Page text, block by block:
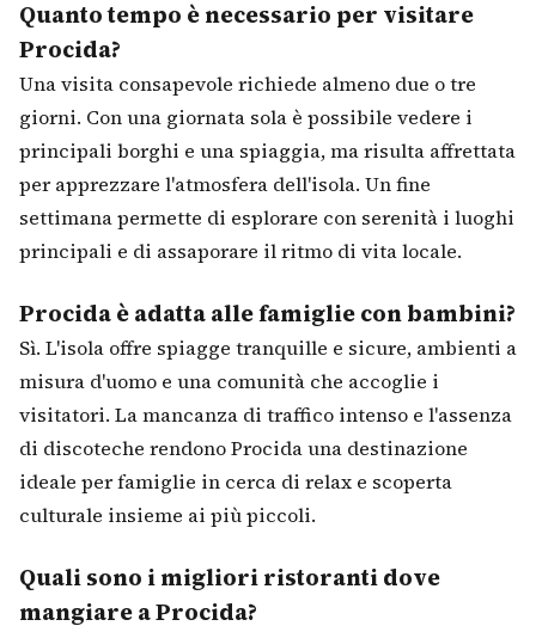
Quanto tempo è necessario per visitare
Procida?
Una visita consapevole richiede almeno due o tre
giorni. Con una giornata sola è possibile vedere i
principali borghi e una spiaggia, ma risulta affrettata
per apprezzare l'atmosfera dell'isola. Un fine
settimana permette di esplorare con serenità i luoghi
principali e di assaporare il ritmo di vita locale.
Procida è adatta alle famiglie con bambini?
Sì. L'isola offre spiagge tranquille e sicure, ambienti a
misura d'uomo e una comunità che accoglie i
visitatori. La mancanza di traffico intenso e l'assenza
di discoteche rendono Procida una destinazione
ideale per famiglie in cerca di relax e scoperta
culturale insieme ai più piccoli.
Quali sono i migliori ristoranti dove
mangiare a Procida?